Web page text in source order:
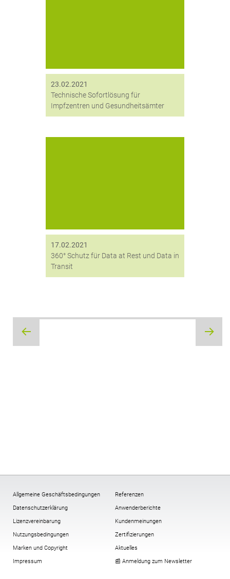
23.02.2021
Technische Sofortlösung für
Impfzentren und Gesundheitsämter
17.02.2021
360° Schutz für Data at Rest und Data in
Transit
Beitragsnavigation
Allgemeine Geschäftsbedingungen
Datenschutzerklärung
Lizenzvereinbarung
Nutzungsbedingungen
Marken und Copyright
Impressum
Referenzen
Anwenderberichte
Kundenmeinungen
Zertifizierungen
Aktuelles
📰 Anmeldung zum Newsletter